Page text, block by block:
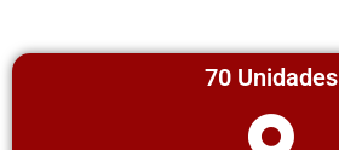
70 Unidades